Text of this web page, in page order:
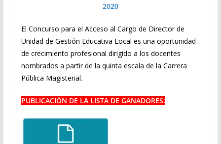
2020
El Concurso para el Acceso al Cargo de Director de
Unidad de Gestión Educativa Local es una oportunidad
de crecimiento profesional dirigido a los docentes
nombrados a partir de la quinta escala de la Carrera
Pública Magisterial.
PUBLICACIÓN DE LA LISTA DE GANADORES: